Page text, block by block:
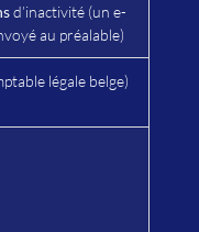
d’inactivité (un e-
au préalable)
légale belge)